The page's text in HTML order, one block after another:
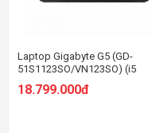
Laptop Gigabyte G5 (GD-
51S1123SO/VN123SO) (i5
SSD/RTX3050 4G/15.6FHD
18.799.000đ